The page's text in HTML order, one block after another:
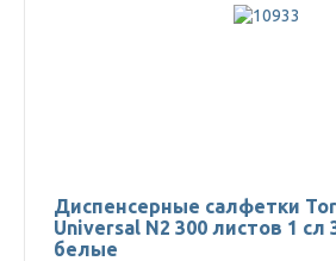
Диспенсерные салфетки
Universal N2 300 листов 1 сл
белые